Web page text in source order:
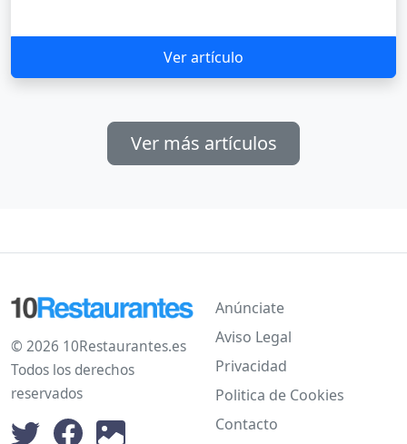
Ver artículo
Ver más artículos
© 2026 10Restaurantes.es
Todos los derechos
reservados
Anúnciate
Aviso Legal
Privacidad
Politica de Cookies
Contacto